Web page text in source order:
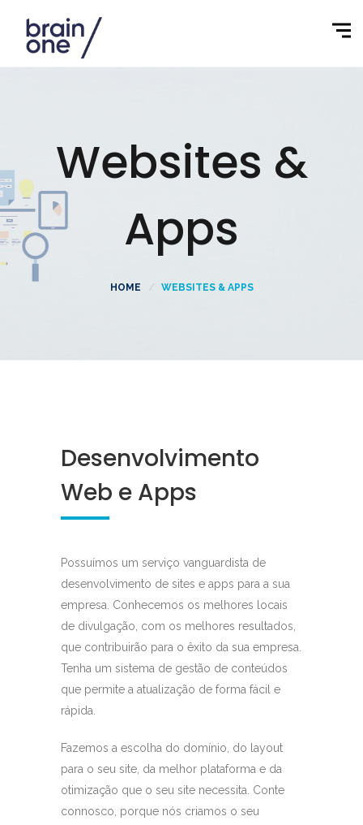
Websites &
Apps
HOME WEBSITES & APPS
Desenvolvimento
Web e Apps
Possuímos um serviço vanguardista de
desenvolvimento de sites e apps para a sua
empresa. Conhecemos os melhores locais
de divulgação, com os melhores resultados,
que contribuirão para o êxito da sua empresa.
Tenha um sistema de gestão de conteúdos
que permite a atualização de forma fácil e
rápida.
Fazemos a escolha do domínio, do layout
para o seu site, da melhor plataforma e da
otimização que o seu site necessita. Conte
connosco, porque nós criamos o seu